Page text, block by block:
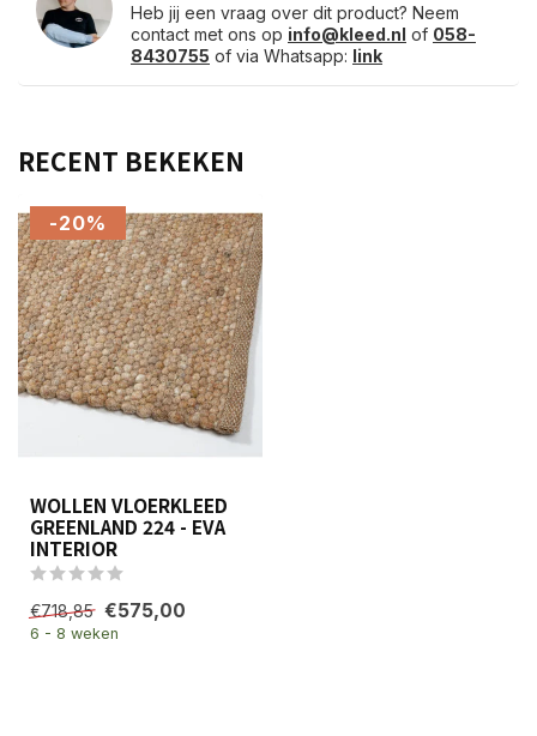
Heb jij een vraag over dit product? Neem
contact met ons op info@kleed.nl of 058-
8430755 of via Whatsapp: link
RECENT BEKEKEN
-20%
WOLLEN VLOERKLEED
GREENLAND 224 - EVA
INTERIOR
€718,85 €575,00
6 - 8 weken